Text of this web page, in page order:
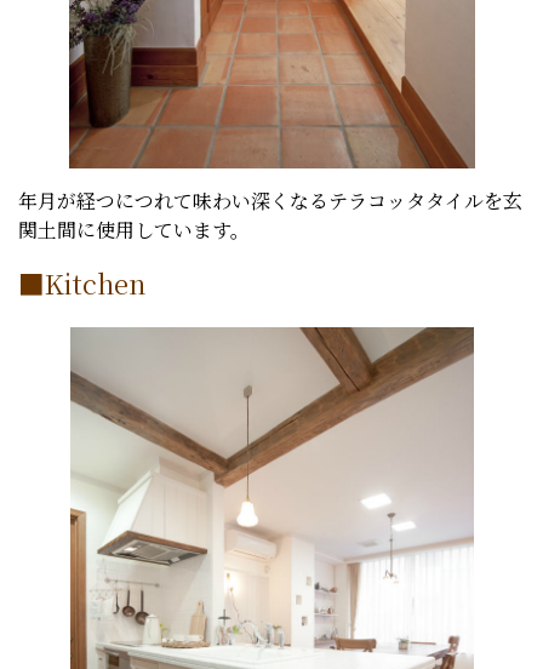
年月が経つにつれて味わい深くなるテラコッタタイルを玄
関土間に使用しています。
■Kitchen